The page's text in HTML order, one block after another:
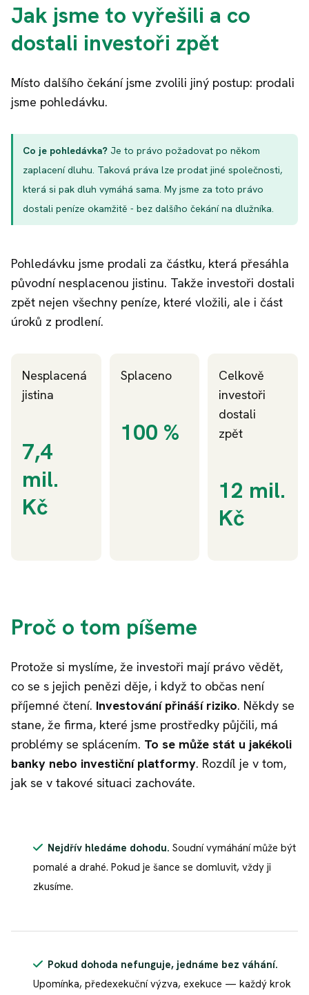
Jak jsme to vyřešili a co
dostali investoři zpět
Místo dalšího čekání jsme zvolili jiný postup: prodali
jsme pohledávku.
Co je pohledávka? Je to právo požadovat po někom
zaplacení dluhu. Taková práva lze prodat jiné společnosti,
která si pak dluh vymáhá sama. My jsme za toto právo
dostali peníze okamžitě - bez dalšího čekání na dlužníka.
Pohledávku jsme prodali za částku, která přesáhla
původní nesplacenou jistinu. Takže investoři dostali
zpět nejen všechny peníze, které vložili, ale i část
úroků z prodlení.
Nesplacená
jistina
7,4
mil.
Kč
Splaceno
100 %
Celkově
investoři
dostali
zpět
12 mil.
Kč
Proč o tom píšeme
Protože si myslíme, že investoři mají právo vědět,
co se s jejich penězi děje, i když to občas není
příjemné čtení. Investování přináší riziko. Někdy se
stane, že firma, které jsme prostředky půjčili, má
problémy se splácením. To se může stát u jakékoli
banky nebo investiční platformy. Rozdíl je v tom,
jak se v takové situaci zachováte.
Nejdřív hledáme dohodu. Soudní vymáhání může být
pomalé a drahé. Pokud je šance se domluvit, vždy ji
zkusíme.
Pokud dohoda nefunguje, jednáme bez váhání.
Upomínka, předexekuční výzva, exekuce — každý krok